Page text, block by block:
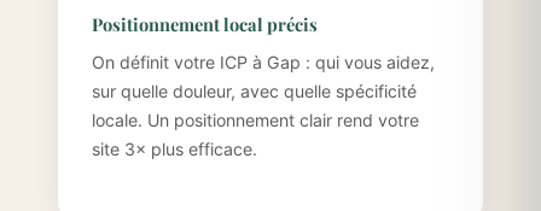
Positionnement local précis
On définit votre ICP à Gap : qui vous aidez,
sur quelle douleur, avec quelle spécificité
locale. Un positionnement clair rend votre
site 3× plus efficace.